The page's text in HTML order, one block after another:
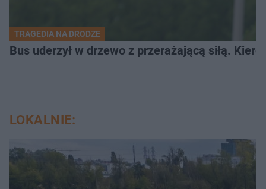
TRAGEDIA NA DRODZE
Bus uderzył w drzewo z przerażającą siłą.
LOKALNIE: